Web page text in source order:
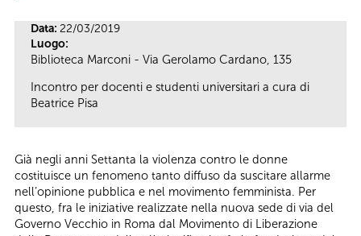
Data: 22/03/2019
Luogo:
Biblioteca Marconi - Via Gerolamo Cardano, 135
Incontro per docenti e studenti universitari a cura di
Beatrice Pisa
Già negli anni Settanta la violenza contro le donne
costituisce un fenomeno tanto diffuso da suscitare allarme
nell’opinione pubblica e nel movimento femminista. Per
questo, fra le iniziative realizzate nella nuova sede di via del
Governo Vecchio in Roma dal Movimento di Liberazione